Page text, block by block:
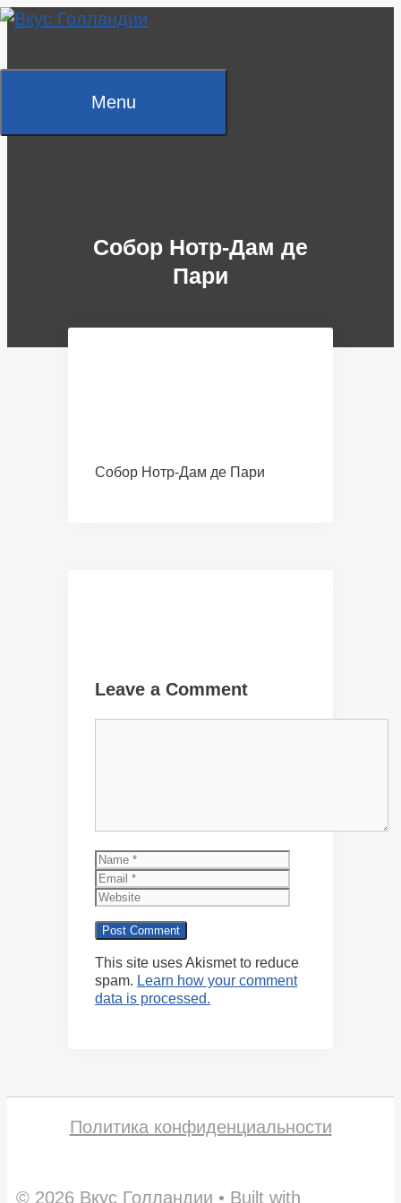
Skip
Menu
Собор Нотр-Дам де
Пари
Собор Нотр-Дам де Пари
Leave a Comment
Name
This site uses Akismet to reduce
spam. Learn how your comment
data is processed.
Политика конфиденциальности
© 2026 Вкус Голландии • Built with